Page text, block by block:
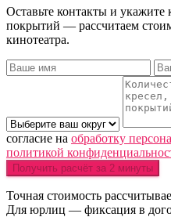
Оставьте контакты и укажите
покрытий — рассчитаем
кинотеатра.
согласие на обработку
политикой
Получить расчёт за 2 минуты
Точная стоимость
Для юрлиц — фиксация в